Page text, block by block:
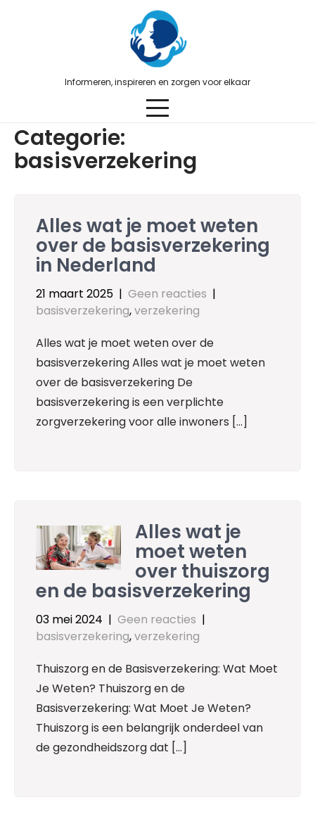
Informeren, inspireren en zorgen voor elkaar
Categorie:
basisverzekering
Alles wat je moet weten
over de basisverzekering
in Nederland
21 maart 2025 | Geen reacties |
basisverzekering,verzekering
Alles wat je moet weten over de
basisverzekering Alles wat je moet weten
over de basisverzekering De
basisverzekering is een verplichte
zorgverzekering voor alle inwoners […]
Alles wat je
moet weten
over thuiszorg
en de basisverzekering
03 mei 2024 | Geen reacties |
basisverzekering,verzekering
Thuiszorg en de Basisverzekering: Wat Moet
Je Weten? Thuiszorg en de
Basisverzekering: Wat Moet Je Weten?
Thuiszorg is een belangrijk onderdeel van
de gezondheidszorg dat […]